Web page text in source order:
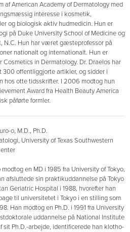
af American Academy of Dermatology med
interesse i kosmetik,
og biologisk aktiv hudmedicin. Hun er
på Duke University School of Medicine og
N.C. Hun har været gæsteprofessor på
nationalt og internationalt. Hun er
in Dermatology. Dr. Draelos har
offentliggjorte artikler, og sidder i
hos otte tidsskrifter. I 2006 modtog hun
Award fra Health Beauty America
påførte formler.
o, M.D., Ph.D.
University of Texas Southwestern
modtog en MD i 1985 fra University of Tokyo,
afsluttede sin praktikuddannelse på Tokyo
Geriatric Hospital i 1988, hvorefter han
til universitetet i Tokyo i en stilling som
Han modtog en Ph.D. i 1991 fra University
uddannelse på National Institute
sit Ph.D.-arbejde, identificerede han klotho-